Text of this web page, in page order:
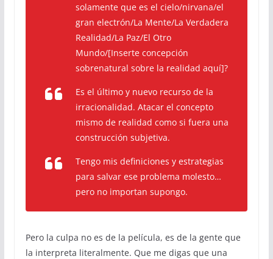
solamente que es el cielo/nirvana/el
gran electrón/La Mente/La Verdadera
Realidad/La Paz/El Otro
Mundo/[Inserte concepción
sobrenatural sobre la realidad aquí]?
Es el último y nuevo recurso de la
irracionalidad. Atacar el concepto
mismo de realidad como si fuera una
construcción subjetiva.
Tengo mis definiciones y estrategias
para salvar ese problema molesto…
pero no importan supongo.
Pero la culpa no es de la película, es de la gente que
la interpreta literalmente. Que me digas que una